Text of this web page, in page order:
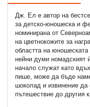
Дж. Ел е автор на
за детско-юношеска и
номинирана от
на цветнокожите за
областта на
нейни думи номадският
начало служат като
пише, може да бъде
шоколад и извинение
пътешествие до другия